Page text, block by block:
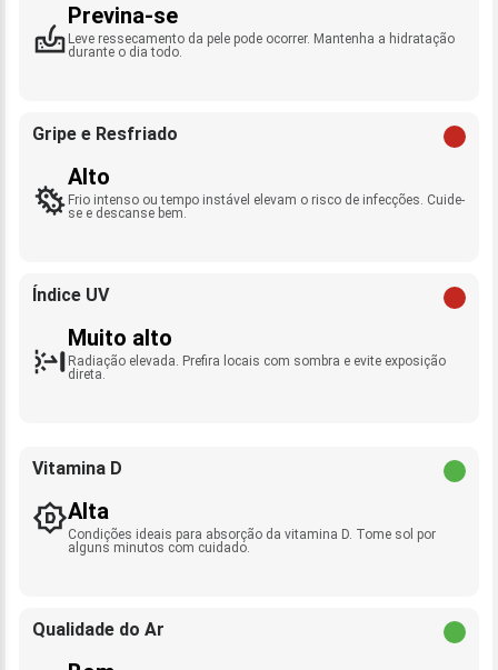
Previna-se
Leve ressecamento da pele pode ocorrer. Mantenha a hidratação
durante o dia todo.
Gripe e Resfriado
Alto
Frio intenso ou tempo instável elevam o risco de infecções. Cuide-
se e descanse bem.
Índice UV
Muito alto
Radiação elevada. Prefira locais com sombra e evite exposição
direta.
Vitamina D
Alta
Condições ideais para absorção da vitamina D. Tome sol por
alguns minutos com cuidado.
Qualidade do Ar